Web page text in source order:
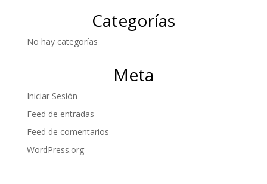
Categorías
No hay categorías
Meta
Iniciar Sesión
Feed de entradas
Feed de comentarios
WordPress.org